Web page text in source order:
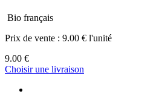
Bio français
Prix de vente : 9.00 € l'unité
9.00 €
Choisir une livraison